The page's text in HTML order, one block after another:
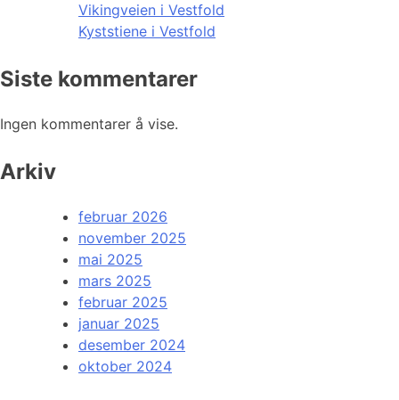
Vikingveien i Vestfold
Kyststiene i Vestfold
Siste kommentarer
Ingen kommentarer å vise.
Arkiv
februar 2026
november 2025
mai 2025
mars 2025
februar 2025
januar 2025
desember 2024
oktober 2024